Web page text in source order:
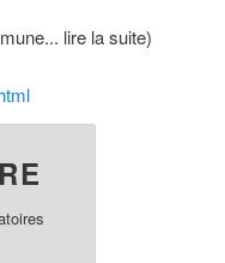
lire la suite)